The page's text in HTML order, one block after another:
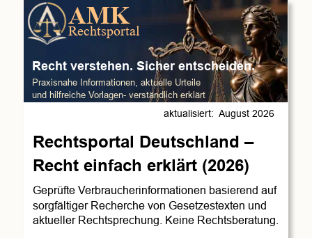
Rechtsportal Deutschland –
Recht einfach erklärt (2026)
Geprüfte Verbraucherinformationen basierend auf
sorgfältiger Recherche von Gesetzestexten und
aktueller Rechtsprechung. Keine Rechtsberatung.
AMK
Rechtsportal
Recht verstehen. Sicher entscheiden.
Praxisnahe Informationen, aktuelle Urteile
und hilfreiche Vorlagen- verständlich erklärt
aktualisiert:  August 2026